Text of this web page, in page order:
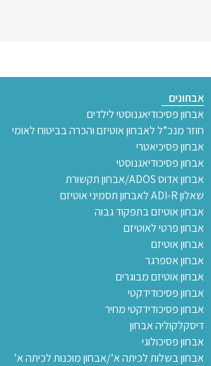
אבחונים
אבחון פסיכודיאגנוסטי לילדים
חוזר מנכ”ל לאבחון אוטיזם והכרה בביטוח לאומי
אבחון פסיכיאטרי
אבחון פסיכודיאגנוסטי
אבחון אדוס ADOS/אבחון תקשורת
שאלון ADI-R לאבחון תסמיני אוטיזם
אבחון אוטיזם בתפקוד גבוה
אבחון פרטי לאוטיזם
אבחון אוטיזם
אבחון אספרגר
אבחון אוטיזם מבוגרים
אבחון פסיכודידקטי
אבחון פסיכודידקטי מחיר
דיסקלקוליה אבחון
אבחון פסיכולוגי
אבחון בשלות לכיתה א’/אבחון מוכנות לכיתה א’